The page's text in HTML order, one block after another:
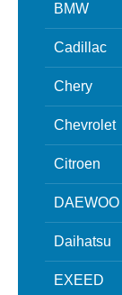
BMW
Cadillac
Chery
Chevrolet
Citroen
DAEWOO
Daihatsu
EXEED